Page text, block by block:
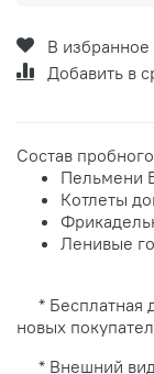
В избранное
Добавить в
Состав
Пельмени
Котлеты
Ленивые
* Бесплатная
новых
* Внешний вид